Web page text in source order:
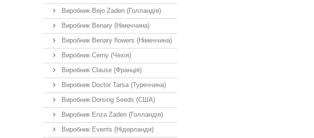
Виробник Bejo Zaden (Голландія)
Виробник Benary (Німеччина)
Виробник Benary flowers (Німеччина)
Виробник Cerny (Чехія)
Виробник Clause (Франція)
Виробник Doctor Tarsa (Туреччина)
Виробник Dorsing Seeds (США)
Виробник Enza Zaden (Голландія)
Виробник Everris (Нідерланди)